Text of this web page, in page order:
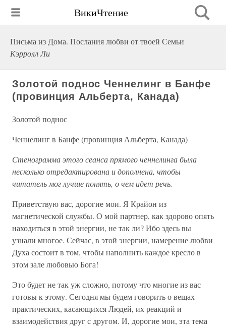
ВикиЧтение
Письма из Дома. Послания любви от твоей Семьи
Кэрролл Ли
Золотой поднос Ченнелинг в Банфе
(провинция Альберта, Канада)
Золотой поднос
Ченнелинг в Банфе (провинция Альберта, Канада)
Стенограмма этого сеанса прямого ченнелинга была
несколько отредактирована и дополнена, чтобы
читатель мог лучше понять, о чем идет речь.
Приветствую вас, дорогие мои. Я Крайон из
магнетической службы. О мой партнер, как здорово опять
находиться в этой энергии, не так ли? Ибо здесь вы
узнали многое. Сейчас, в этой энергии, намерение любви
Духа состоит в том, чтобы наполнить каждое кресло в
этом зале любовью Бога!
Это будет не так уж сложно, потому что многие из вас
готовы к этому. Сегодня мы будем говорить о вещах
практических, касающихся Людей, их реакций и
взаимодействия друг с другом. И, дорогие мои, эта тема